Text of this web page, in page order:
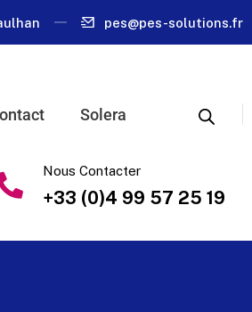
pes@pes-solutions.fr
Solera
Nous Contacter
+33 (0)4 99 57 25 19